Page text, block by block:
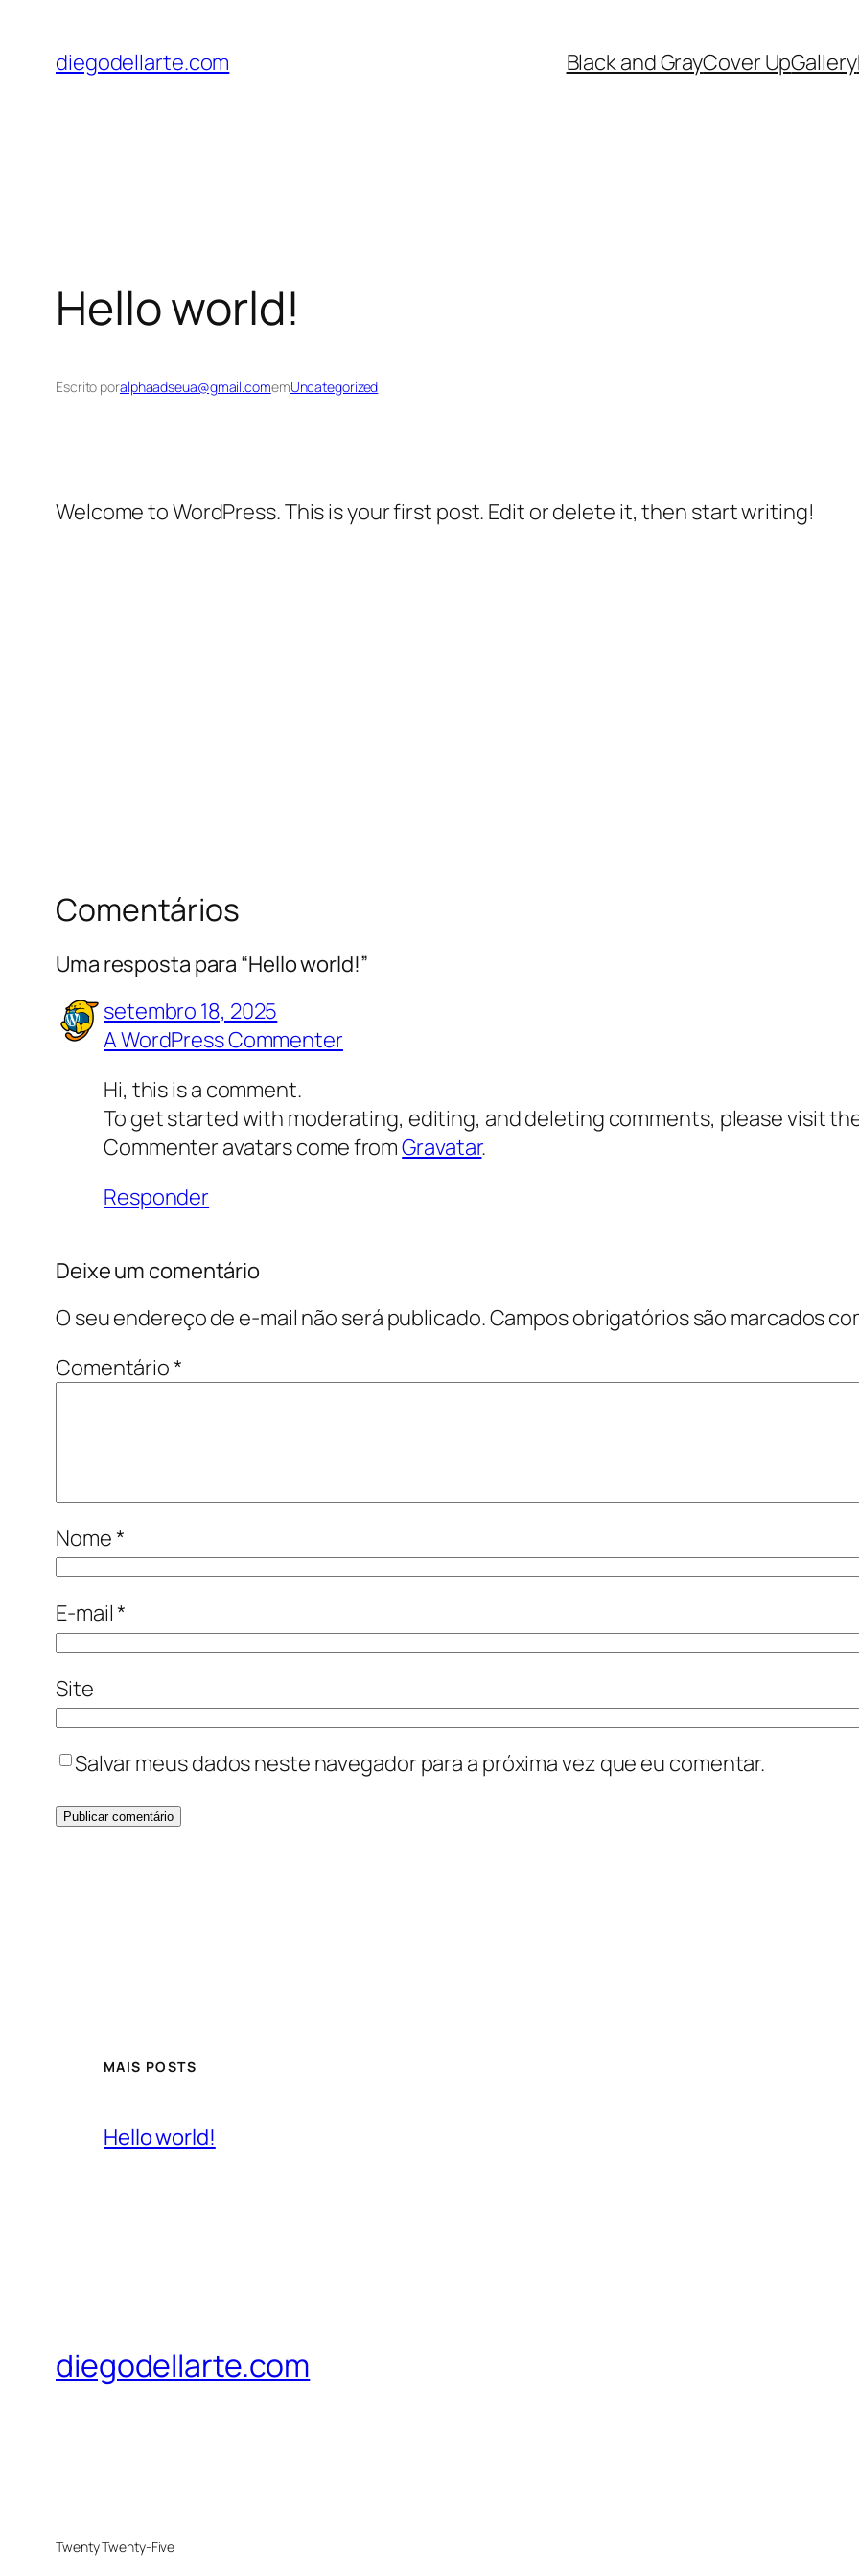
diegodellarte.com Black and GrayCover UpGallery
Hello world!
Escrito poralphaadseua@gmail.comemUncategorized
Welcome to WordPress. This is your first post. Edit or delete it, then start writing!
Comentários
Uma resposta para “Hello world!”
setembro 18, 2025
A WordPress Commenter
Hi, this is a comment.
To get started with moderating, editing, and deleting comments, please visit
Commenter avatars come fromGravatar.
Responder
Deixe um comentário
O seu endereço de e-mail não será publicado.Campos obrigatórios são marcados
Comentário*
Nome*
E-mail*
Site
Salvar meus dados neste navegador para a próxima vez que eu comentar.
MAIS POSTS
Hello world!
diegodellarte.com
Twenty Twenty-Five